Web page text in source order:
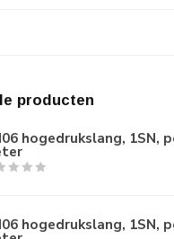
producten
hogedrukslang, 1SN,
hogedrukslang, 1SN,